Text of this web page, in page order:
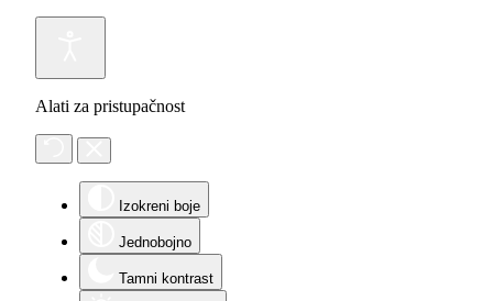
Alati za pristupačnost
Izokreni boje
Jednobojno
Tamni kontrast